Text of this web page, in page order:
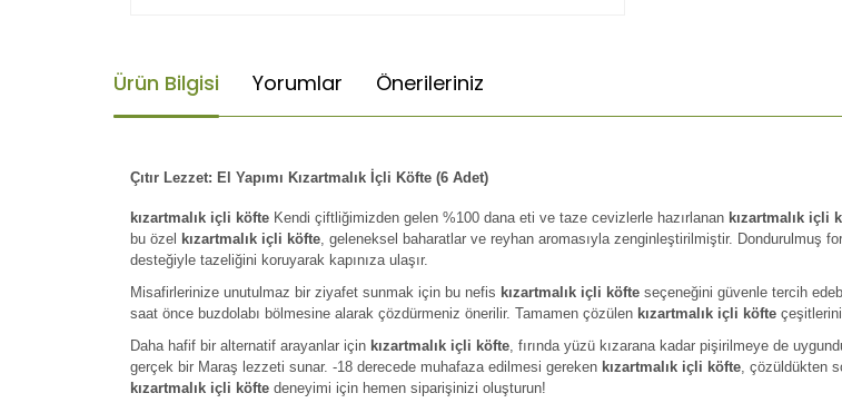
Ürün Bilgisi Yorumlar Önerileriniz
Çıtır Lezzet: El Yapımı Kızartmalık İçli Köfte (6 Adet)
kızartmalık içli köfte Kendi çiftliğimizden gelen %100 dana eti ve taze cevizlerle hazırlanan kızartmalık içli
bu özel kızartmalık içli köfte, geleneksel baharatlar ve reyhan aromasıyla zenginleştirilmiştir. Dondurulmuş
desteğiyle tazeliğini koruyarak kapınıza ulaşır.
Misafirlerinize unutulmaz bir ziyafet sunmak için bu nefis kızartmalık içli köfte seçeneğini güvenle tercih
saat önce buzdolabı bölmesine alarak çözdürmeniz önerilir. Tamamen çözülen kızartmalık içli köfte
Daha hafif bir alternatif arayanlar için kızartmalık içli köfte, fırında yüzü kızarana kadar pişirilmeye de
gerçek bir Maraş lezzeti sunar. -18 derecede muhafaza edilmesi gereken kızartmalık içli köfte, çözüldükten
kızartmalık içli köfte deneyimi için hemen siparişinizi oluşturun!